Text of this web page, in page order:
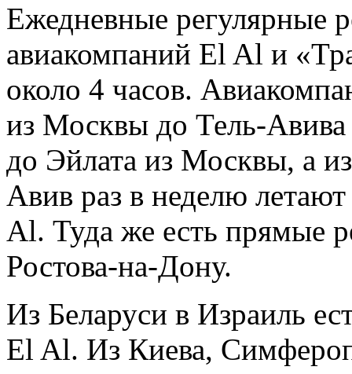
Ежедневные
авиакомпаний El Al и
около 4 часов.
из Москвы до Тель-Авива
до Эйлата из Москвы, а
Авив раз в неделю
Al. Туда же есть прямые
Ростова-на-Дону.
Из Беларуси в Израиль
El Al. Из Киева,